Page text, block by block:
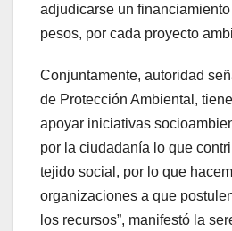
adjudicarse un
pesos, por cada proyecto
Conjuntamente, autoridad
de Protección Ambiental,
apoyar iniciativas
por la ciudadanía lo que
tejido social, por lo que
organizaciones a que
los recursos”, manifestó la